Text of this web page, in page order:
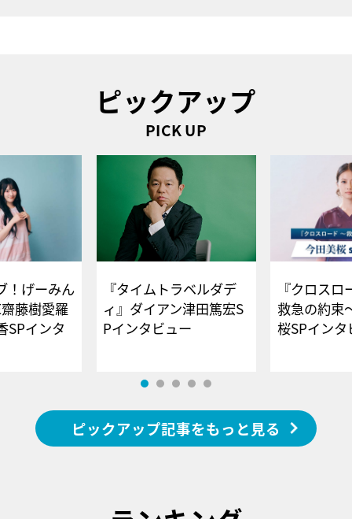
ピックアップ
PICK UP
！げーみん
藤樹愛羅
SPインタ
『タイムトラベルダデ
ィ』ダイアン津田篤宏S
Pインタビュー
『クロス
救急の約束
桜SPイ
ピックアップ記事をもっと見る